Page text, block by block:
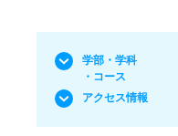
学部・学科
・コース
アクセス情報